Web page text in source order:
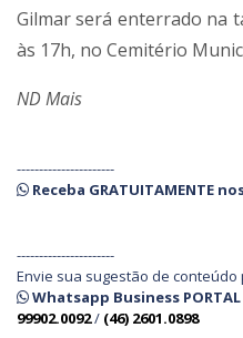
Gilmar será enterrado na
às 17h, no Cemitério
ND Mais
----------------------
Receba GRATUITAMENTE
----------------------
Envie sua sugestão de conteúdo
Whatsapp Business PORTAL
99902.0092/ (46) 2601.0898